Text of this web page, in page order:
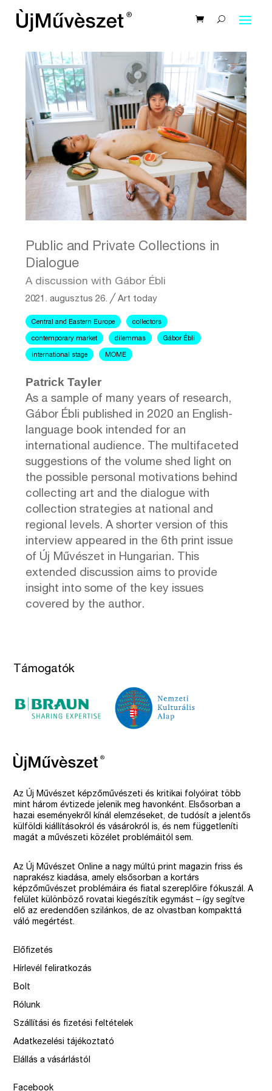
Public and Private Collections in
Dialogue
A discussion with Gábor Ébli
2021. augusztus 26. ╱Art today
Central and Eastern Europe collectors
contemporary market dilemmas Gábor Ébli
international stage MOME
Patrick Tayler
As a sample of many years of research,
Gábor Ébli published in 2020 an English-
language book intended for an
international audience. The multifaceted
suggestions of the volume shed light on
the possible personal motivations behind
collecting art and the dialogue with
collection strategies at national and
regional levels. A shorter version of this
interview appeared in the 6th print issue
of Új Művészet in Hungarian. This
extended discussion aims to provide
insight into some of the key issues
covered by the author.
Támogatók
Az Új Művészet képzőművészeti és kritikai folyóirat több
mint három évtizede jelenik meg havonként. Elsősorban a
hazai eseményekről kínál elemzéseket, de tudósít a jelentős
külföldi kiállításokról és vásárokról is, és nem függetleníti
magát a művészeti közélet problémáitól sem.
Az Új Művészet Online a nagy múltú print magazin friss és
naprakész kiadása, amely elsősorban a kortárs
képzőművészet problémáira és fiatal szereplőire fókuszál. A
felület különböző rovatai kiegészítik egymást – így segítve
elő az eredendően szilánkos, de az olvastban kompakttá
váló megértést.
Előfizetés
Hírlevél feliratkozás
Bolt
Rólunk
Szállítási és fizetési feltételek
Adatkezelési tájékoztató
Elállás a vásárlástól
Facebook